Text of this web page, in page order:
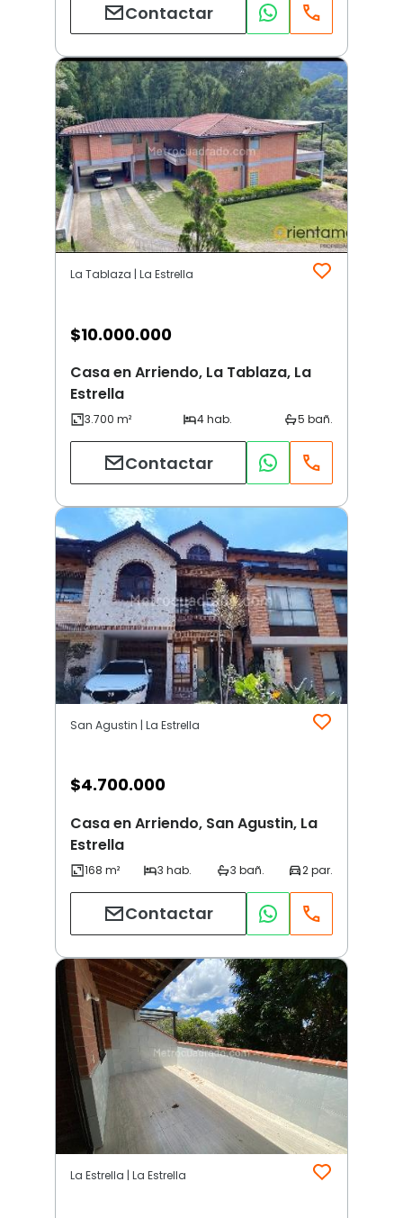
Contactar
La Tablaza | La Estrella
$10.000.000
Casa en Arriendo, La Tablaza, La
Estrella
Contactar
San Agustin | La Estrella
$4.700.000
Casa en Arriendo, San Agustin, La
Estrella
Contactar
La Estrella | La Estrella